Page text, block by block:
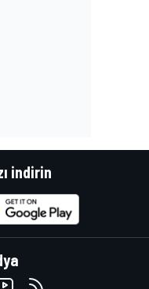
indirin